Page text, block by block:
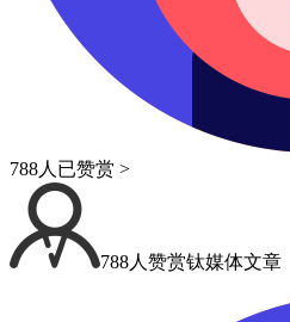
788人已赞赏 >
788人赞赏钛媒体文章